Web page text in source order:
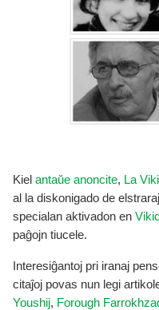
Kiel antaŭe anoncite, La
al la diskonigado de
specialan aktivadon en
paĝojn tiucele.
Interesiĝantoj pri iranaj
citaĵoj povas nun legi
Youshij, Forough